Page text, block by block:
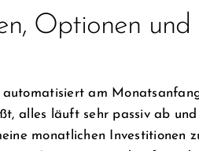
Optionen und
am
alles läuft sehr passiv ab
monatlichen Investitionen